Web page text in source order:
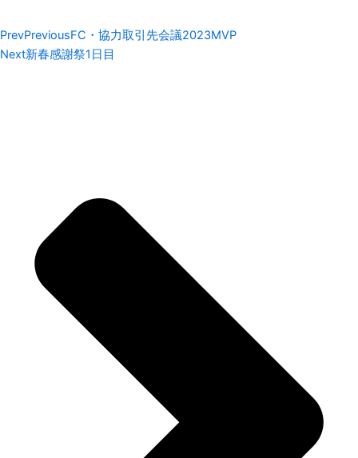
PrevPreviousFC・協力取引先会議2023MVP
Next新春感謝祭1日目